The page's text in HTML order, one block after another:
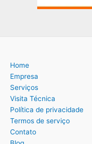
Home
Empresa
Serviços
Visita Técnica
Política de privacidade
Termos de serviço
Contato